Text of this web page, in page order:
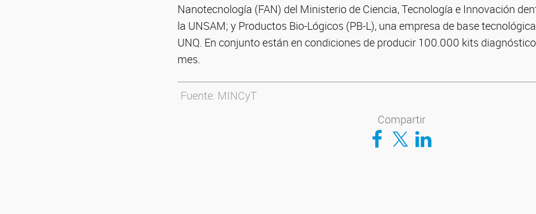
Nanotecnología (FAN) del Ministerio de Ciencia, Tecnología e Innovación
la UNSAM; y Productos Bio-Lógicos (PB-L), una empresa de base
UNQ. En conjunto están en condiciones de producir 100.000 kits
mes.
Fuente: MINCyT
Compartir
Compartir en Facebook
Compartir en TwitterCompartir en LinkedIn